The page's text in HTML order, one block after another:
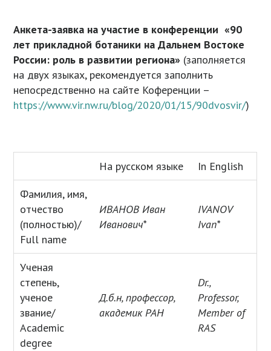
Анкета-заявка на участие в конференции «90
лет прикладной ботаники на Дальнем Востоке
России: роль в развитии региона» (заполняется
на двух языках, рекомендуется заполнить
непосредственно на сайте Коференции –
https://www.vir.nw.ru/blog/2020/01/15/90dvosvir/)
На русском языке
In English
Фамилия, имя,
отчество
(полностью)/
Full name
ИВАНОВ Иван
Иванович*
IVANOV
Ivan*
Ученая
степень,
ученое
звание/
Academic
degree
Д.б.н, профессор,
академик РАН
Dr.,
Professor,
Member of
RAS